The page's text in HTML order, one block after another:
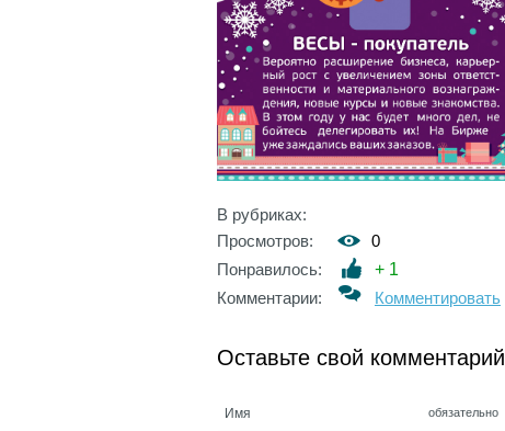
В рубриках:
Просмотров:
0
Понравилось:
+ 1
Комментарии:
Комментировать
Оставьте свой комментарий
Имя обязательно